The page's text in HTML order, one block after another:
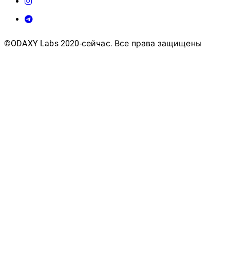
©ODAXY Labs 2020-сейчас. Все права защищены